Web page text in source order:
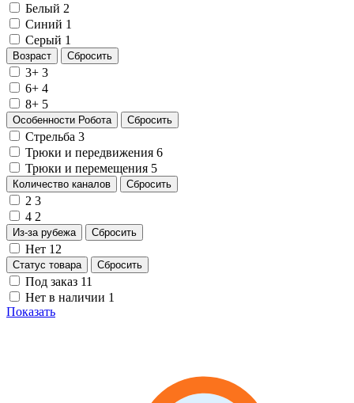
Белый 2
Синий 1
Серый 1
Возраст Сбросить
3+ 3
6+ 4
8+ 5
Особенности Робота Сбросить
Стрельба 3
Трюки и передвижения 6
Трюки и перемещения 5
Количество каналов Сбросить
2 3
4 2
Из-за рубежа Сбросить
Нет 12
Статус товара Сбросить
Под заказ 11
Нет в наличии 1
Показать